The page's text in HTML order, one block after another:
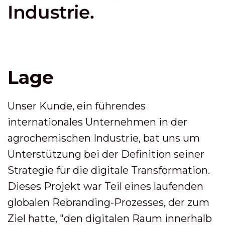
Industrie.
Lage
Unser Kunde, ein führendes
internationales Unternehmen in der
agrochemischen Industrie, bat uns um
Unterstützung bei der Definition seiner
Strategie für die digitale Transformation.
Dieses Projekt war Teil eines laufenden
globalen Rebranding-Prozesses, der zum
Ziel hatte, "den digitalen Raum innerhalb